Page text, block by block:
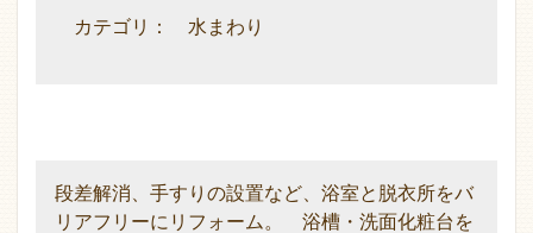
カテゴリ： 水まわり
段差解消、手すりの設置など、浴室と脱衣所をバ
リアフリーにリフォーム。 浴槽・洗面化粧台を